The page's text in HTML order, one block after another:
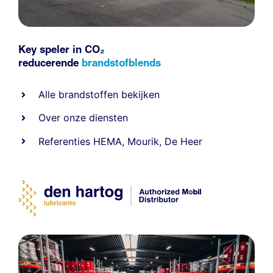
Key speler in CO₂
reducerende brandstofblends
Alle brandstoffen bekijken
Over onze diensten
Referenties HEMA, Mourik, De Heer